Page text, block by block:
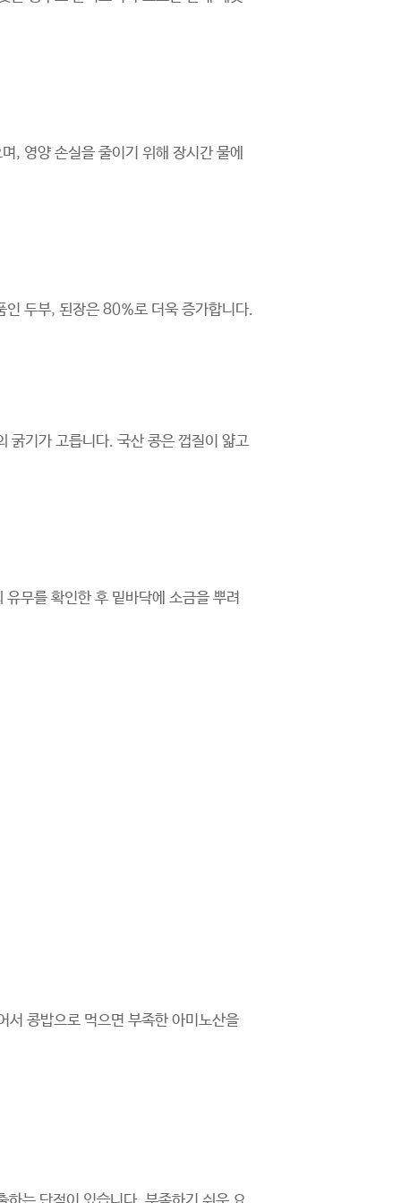
, 영양 손실을 줄이기 위해 장시간 물에
인 두부, 된장은 80%로 더욱 증가합니다.
굵기가 고릅니다. 국산 콩은 껍질이 얇고
무를 확인한 후 밑바닥에 소금을 뿌려
서 콩밥으로 먹으면 부족한 아미노산을